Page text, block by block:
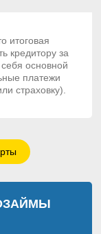
итоговая
кредитору за
основной
платежи
страховку).